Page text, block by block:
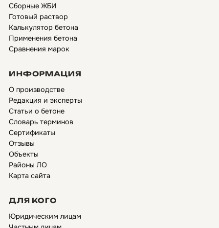
Сборные ЖБИ
Готовый раствор
Калькулятор бетона
Применения бетона
Сравнения марок
ИНФОРМАЦИЯ
О производстве
Редакция и эксперты
Статьи о бетоне
Словарь терминов
Сертификаты
Отзывы
Объекты
Районы ЛО
Карта сайта
ДЛЯ КОГО
Юридическим лицам